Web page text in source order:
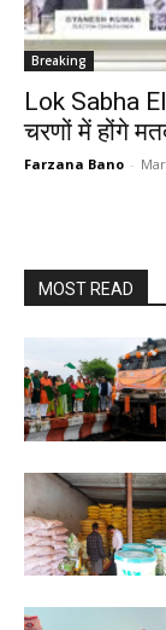
Breaking
Lok Sabha
चरणों में होंगे
Farzana Bano -
MOST READ